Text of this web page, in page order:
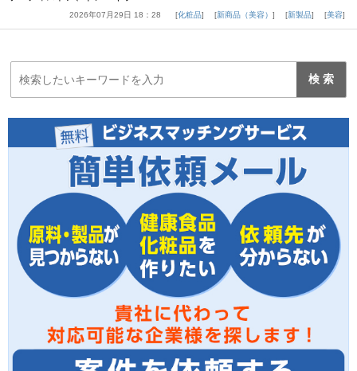
2026年07月29日 18：28 化粧品 新商品（美容） 新製品 美容